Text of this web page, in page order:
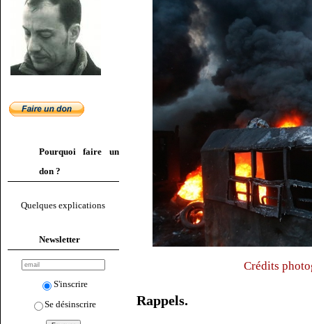
Pourquoi faire un
don ?
Quelques explications
Newsletter
S'inscrire
Se désinscrire
Crédits
Rappels.